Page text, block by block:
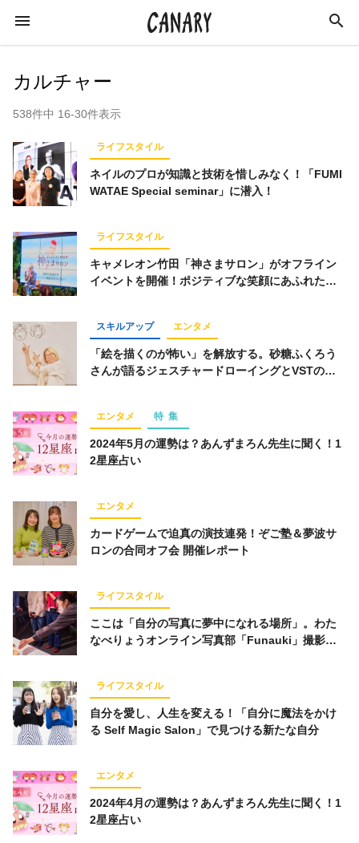
KEYWORD
キーワード
スキルアップ ビジネス
インタビュー 美容 ダイエット
イベントレポート イベント
仕事術 スポーツ トレーニング 経済
ライフハック お金
コミュニティ オンラインサロン
スピリチュアル
グルメ
キーワード一覧
カルチャー
538件中 16-30件表示
ライフスタイル
ネイルのプロが知識と技術を惜しみなく！「FUMI
WATAE Special seminar」に潜入！
ライフスタイル
キャメレオン竹田「神さまサロン」がオフライン
イベントを開催！ポジティブな笑顔にあふれた会
スキルアップ エンタメ
「絵を描くのが怖い」を解放する。砂糖ふくろう
さんが語るジェスチャードローイングとVSTの魅
エンタメ 特集
2024年5月の運勢は？あんずまろん先生に聞く！1
2星座占い
エンタメ
カードゲームで迫真の演技連発！ぞご塾＆夢波サ
ロンの合同オフ会 開催レポート
ライフスタイル
ここは「自分の写真に夢中になれる場所」。わた
なべりょうオンライン写真部「Funauki」撮影会
ライフスタイル
自分を愛し、人生を変える！「自分に魔法をかけ
る Self Magic Salon」で見つける新たな自分
エンタメ
2024年4月の運勢は？あんずまろん先生に聞く！1
2星座占い